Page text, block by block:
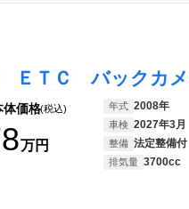
体価格(税込)
万円
年式 2008年
車検 2027年3月
整備 法定整備付
排気量 3700cc